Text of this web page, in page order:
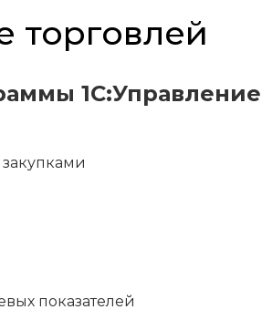
торговлей
1С:Управление
показателей